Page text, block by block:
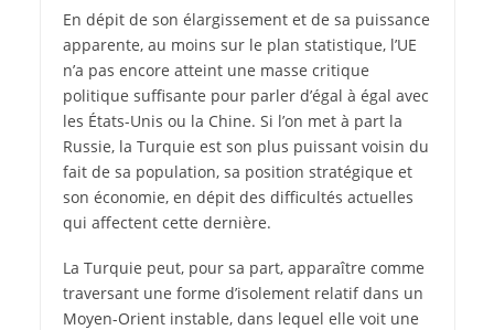
En dépit de son élargissement et de sa puissance
apparente, au moins sur le plan statistique, l’UE
n’a pas encore atteint une masse critique
politique suffisante pour parler d’égal à égal avec
les États-Unis ou la Chine. Si l’on met à part la
Russie, la Turquie est son plus puissant voisin du
fait de sa population, sa position stratégique et
son économie, en dépit des difficultés actuelles
qui affectent cette dernière.
La Turquie peut, pour sa part, apparaître comme
traversant une forme d’isolement relatif dans un
Moyen-Orient instable, dans lequel elle voit une